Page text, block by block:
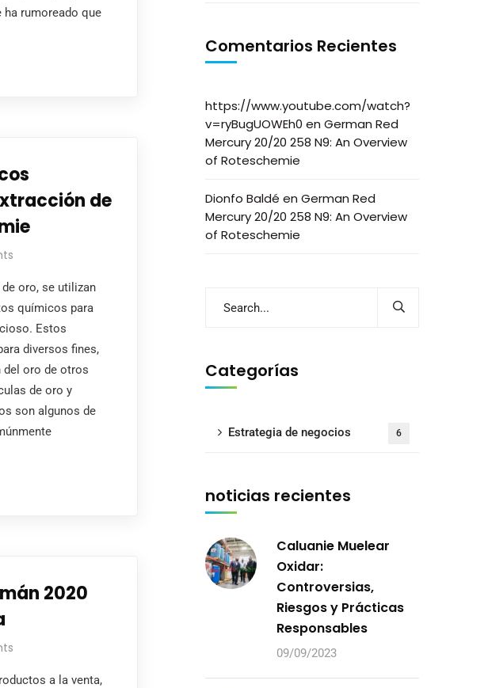
ha rumoreado que
de
oro, se utilizan
químicos para
Estos
diversos fines,
oro de otros
de oro y
son algunos de
2020
a la venta,
Comentarios Recientes
https://www.youtube.com/watch?
v=ryBugUOWEh0 en German Red
Mercury 20/20 258 N9: An Overview
of Roteschemie
Dionfo Baldé en German Red
Mercury 20/20 258 N9: An Overview
of Roteschemie
Categorías
Estrategia de negocios 6
noticias recientes
Caluanie Muelear
Oxidar:
Controversias,
Riesgos y Prácticas
Responsables
09/09/2023